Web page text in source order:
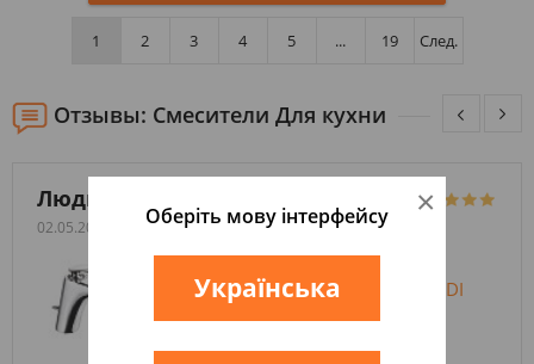
1 2 3 4 5 ... 19 След.
Отзывы: Смесители Для кухни
Людмила
02.05.2023
СМЕСИТЕЛЬ ДЛЯ РАКОВИНЫ KLUDI
×
Оберіть мову інтерфейсу
Українська